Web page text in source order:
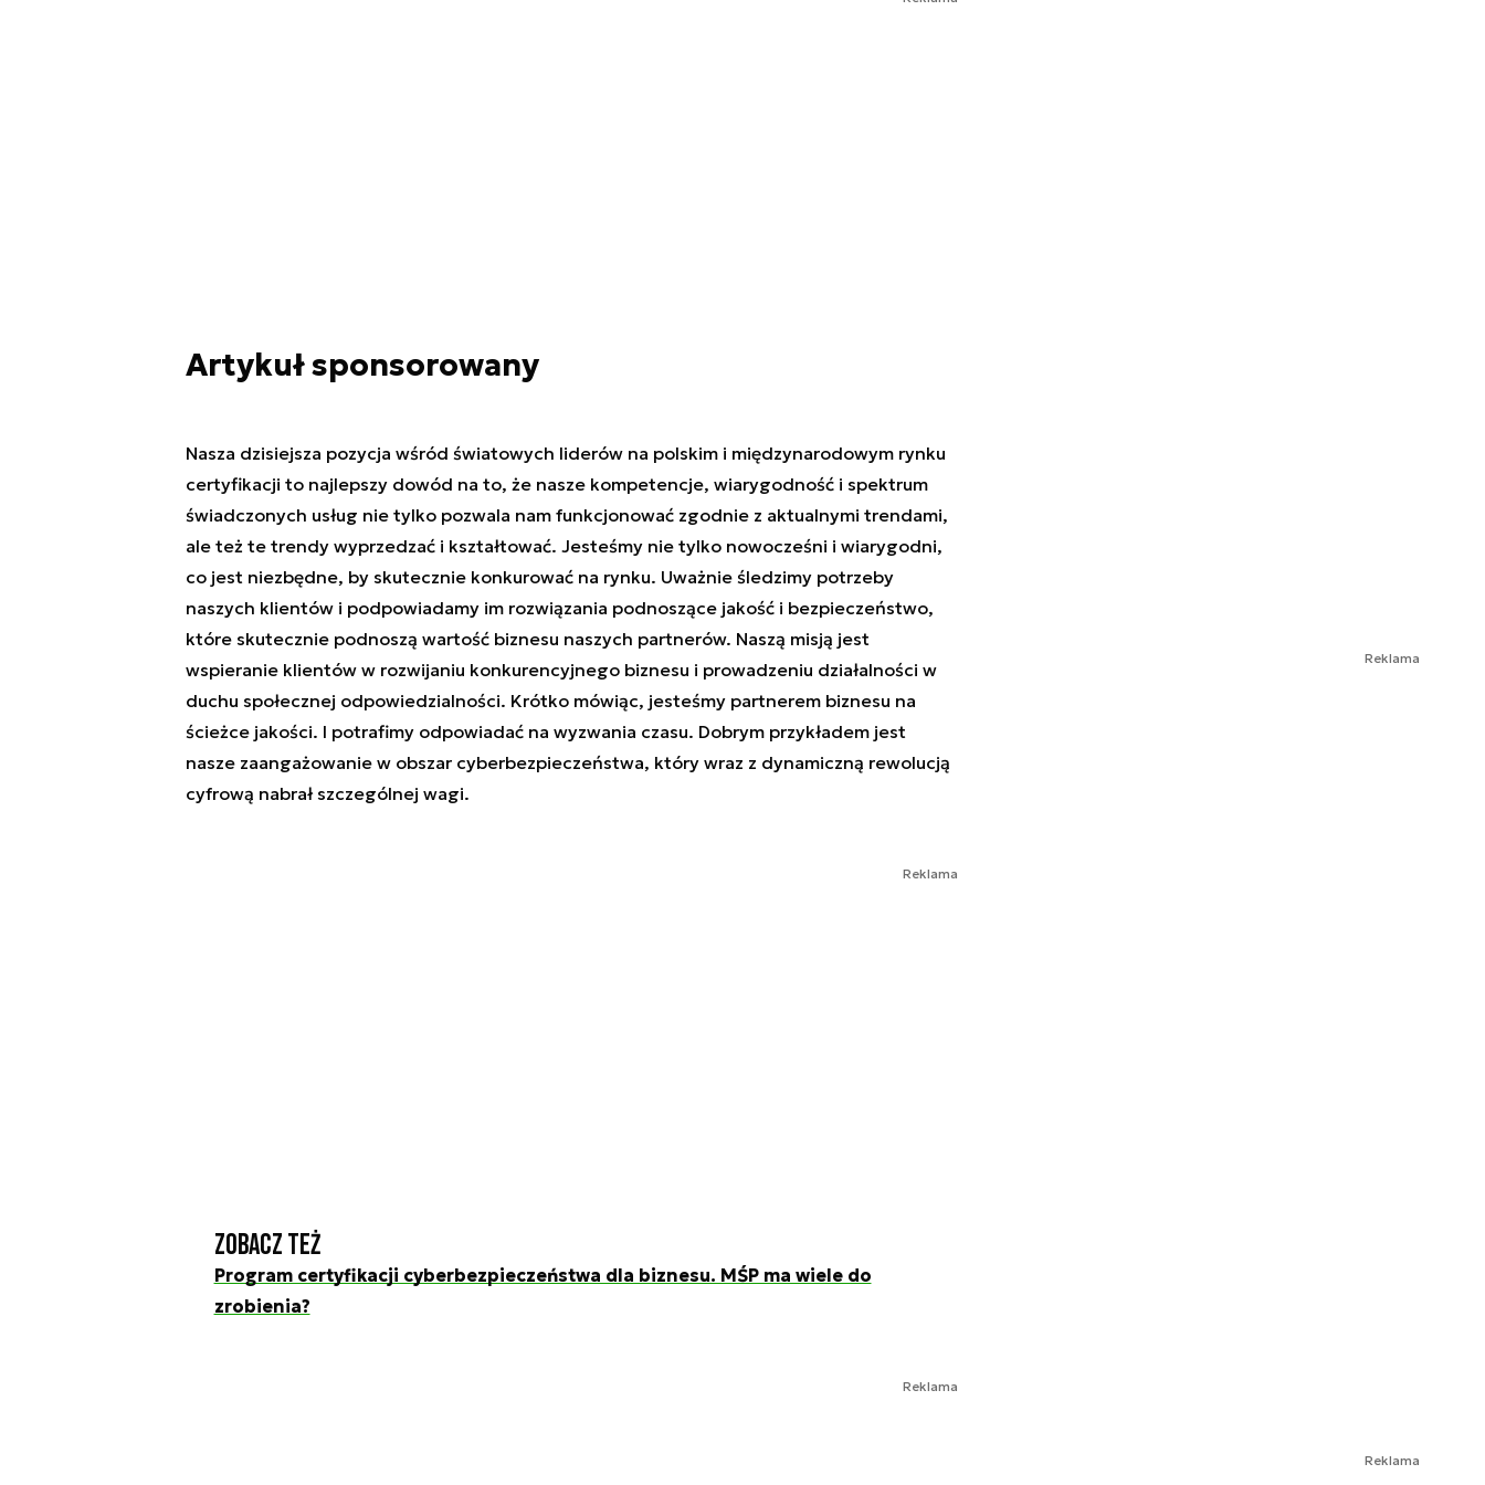
Artykuł sponsorowany
Nasza dzisiejsza pozycja wśród światowych liderów na polskim i międzynarodowym rynku
certyfikacji to najlepszy dowód na to, że nasze kompetencje, wiarygodność i spektrum
świadczonych usług nie tylko pozwala nam funkcjonować zgodnie z aktualnymi trendami,
ale też te trendy wyprzedzać i kształtować. Jesteśmy nie tylko nowocześni i wiarygodni,
co jest niezbędne, by skutecznie konkurować na rynku. Uważnie śledzimy potrzeby
naszych klientów i podpowiadamy im rozwiązania podnoszące jakość i bezpieczeństwo,
które skutecznie podnoszą wartość biznesu naszych partnerów. Naszą misją jest
wspieranie klientów w rozwijaniu konkurencyjnego biznesu i prowadzeniu działalności w
duchu społecznej odpowiedzialności. Krótko mówiąc, jesteśmy partnerem biznesu na
ścieżce jakości. I potrafimy odpowiadać na wyzwania czasu. Dobrym przykładem jest
nasze zaangażowanie w obszar cyberbezpieczeństwa, który wraz z dynamiczną rewolucją
cyfrową nabrał szczególnej wagi.
Reklama
Zobacz też
Program certyfikacji cyberbezpieczeństwa dla biznesu. MŚP ma wiele do
zrobienia?
Reklama
Reklama
Reklama